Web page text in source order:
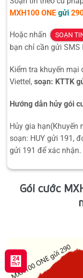
MXH100 ONE gửi
Hoặc nhấn SOẠN
bạn chỉ cần gửi SMS
Kiểm tra khuyến mại
Viettel, soạn: KTTK
Hướng dẫn hủy gói
Hủy gia hạn(Khuyến
soạn: HUY gửi 191,
gửi 191 để xác nhận.
Gói cước
24
Th7